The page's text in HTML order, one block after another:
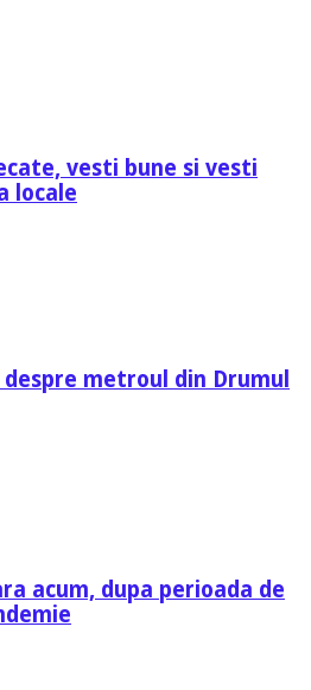
vesti bune si vesti
locale
metroul din Drumul
acum, dupa perioada de